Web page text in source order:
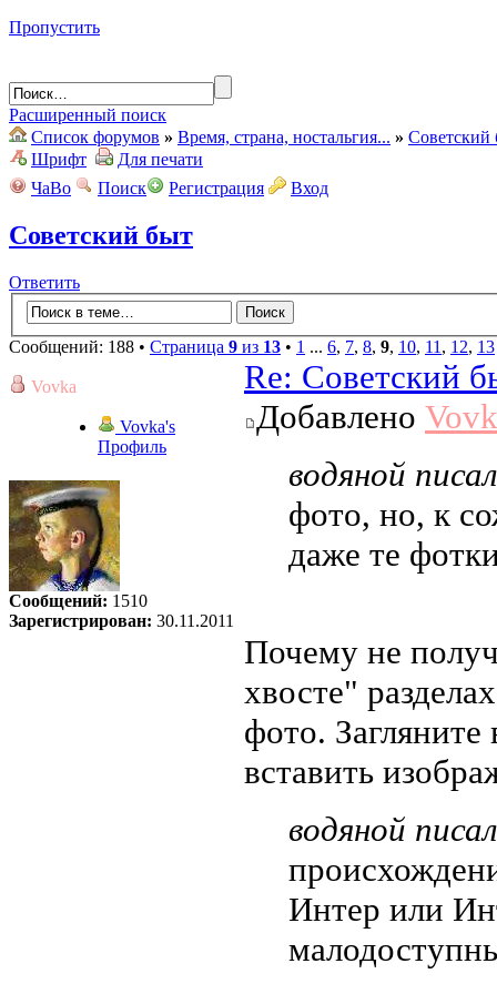
Пропустить
Расширенный поиск
Список форумов » Время, страна, ностальгия... » Советский
Шрифт
Для печати
ЧаВо
Поиск Регистрация Вход
Советский быт
Ответить
Сообщений: 188 • Страница 9 из 13 • 1 ... 6, 7, 8, 9, 10, 11, 12, 13
Vovka
Vovka's
Профиль
Сообщений: 1510
Зарегистрирован: 30.11.2011
Re: Советский
Добавлено
водяной
фото, но, к
даже те
Почему не
хвосте"
фото.
вставить
водяной
Интер или